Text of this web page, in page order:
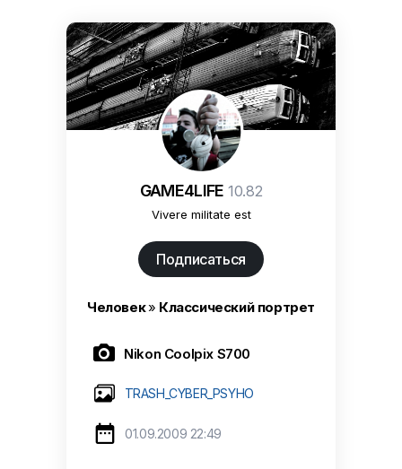
GAME4LIFE 10.82
Vivere militate est
Подписаться
Человек» Классический портрет
 Nikon Coolpix S700
TRASH_CYBER_PSYHO
 01.09.2009 22:49